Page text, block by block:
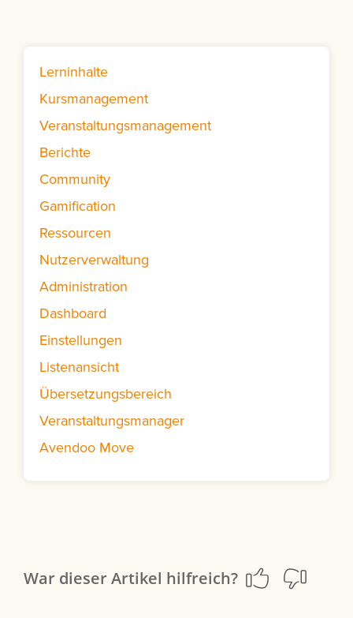
Lerninhalte
Kursmanagement
Veranstaltungsmanagement
Berichte
Community
Gamification
Ressourcen
Nutzerverwaltung
Administration
Dashboard
Einstellungen
Listenansicht
Übersetzungsbereich
Veranstaltungsmanager
Avendoo Move
War dieser Artikel hilfreich?